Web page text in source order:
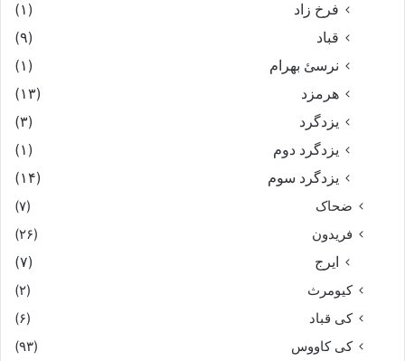
فرخ زاد
(۱)
قباد
(۹)
نرسئ بهرام‏
(۱)
هرمزد
(۱۳)
یزدگرد
(۳)
یزدگرد دوم
(۱)
یزدگرد سوم
(۱۴)
ضحاک
(۷)
فریدون
(۲۶)
ایرج
(۷)
کیومرث
(۲)
کی قباد
(۶)
کی کاووس
(۹۳)